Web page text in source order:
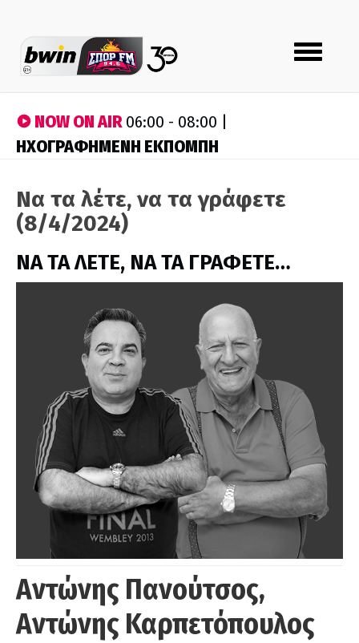
Toggle
navigation
NOW ON AIR06:00 - 08:00 |
ΗΧΟΓΡΑΦΗΜΕΝΗ ΕΚΠΟΜΠΗ
Να τα λέτε, να τα γράφετε
(8/4/2024)
ΝΑ ΤΑ ΛΕΤΕ, ΝΑ ΤΑ ΓΡΑΦΕΤΕ…
Αντώνης Πανούτσος,
Αντώνης Καρπετόπουλος